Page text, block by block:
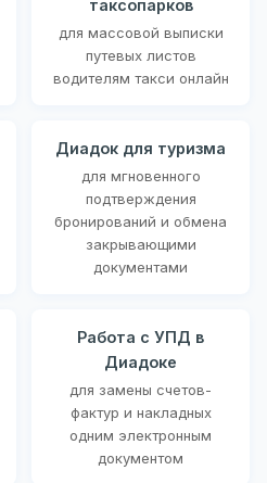
таксопарков
для массовой выписки
путевых листов
водителям такси онлайн
Диадок для туризма
для мгновенного
подтверждения
бронирований и обмена
закрывающими
документами
Работа с УПД в
Диадоке
для замены счетов-
фактур и накладных
одним электронным
документом